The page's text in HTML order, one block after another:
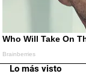
Lo más visto